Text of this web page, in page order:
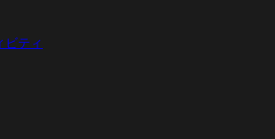
ビティ